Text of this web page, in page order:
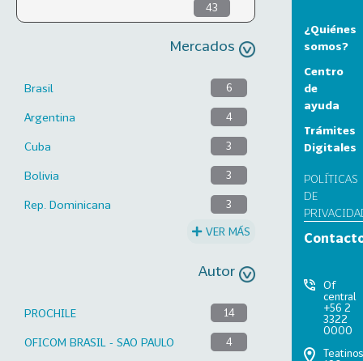
43
Mercados
Brasil 6
Argentina 4
Cuba 3
Bolivia 3
Rep. Dominicana 3
VER MÁS
Autor
PROCHILE 14
OFICOM BRASIL - SAO PAULO 4
¿Quiénes
somos?
Centro
de
ayuda
Trámites
Digitales
POLÍTICAS
DE
Of
central
+56 2
3322
0000
Teatinos